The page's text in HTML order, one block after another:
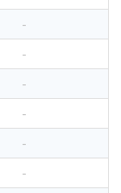
-
-
-
-
-
-